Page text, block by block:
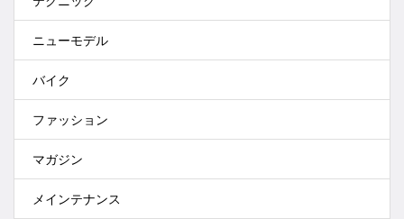
ニューモデル
バイク
ファッション
マガジン
メインテナンス